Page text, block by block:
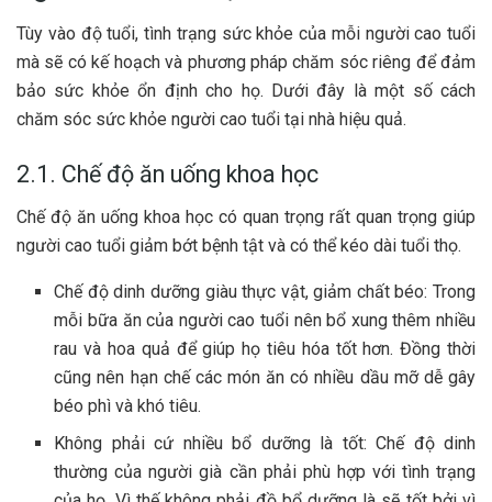
Tùy vào độ tuổi, tình trạng sức khỏe của mỗi người cao tuổi
mà sẽ có kế hoạch và phương pháp chăm sóc riêng để đảm
bảo sức khỏe ổn định cho họ. Dưới đây là một số cách
chăm sóc sức khỏe người cao tuổi tại nhà hiệu quả.
2.1. Chế độ ăn uống khoa học
Chế độ ăn uống khoa học có quan trọng rất quan trọng giúp
người cao tuổi giảm bớt bệnh tật và có thể kéo dài tuổi thọ.
Chế độ dinh dưỡng giàu thực vật, giảm chất béo: Trong
mỗi bữa ăn của người cao tuổi nên bổ xung thêm nhiều
rau và hoa quả để giúp họ tiêu hóa tốt hơn. Đồng thời
cũng nên hạn chế các món ăn có nhiều dầu mỡ dễ gây
béo phì và khó tiêu.
Không phải cứ nhiều bổ dưỡng là tốt: Chế độ dinh
thường của người già cần phải phù hợp với tình trạng